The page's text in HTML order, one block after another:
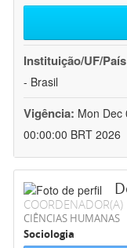
Instituição/UF/
- Brasil
Vigência: Mon Dec
00:00:00 BRT 2026
COORDENADOR(A)
CIÊNCIAS HUMANAS
Sociologia